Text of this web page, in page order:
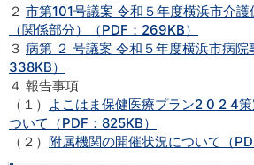
２ 市第101号議案 令和５年度横浜市介
（関係部分）（PDF：269KB）
３ 病第 ２ 号議案 令和５年度横浜市病院
338KB）
４ 報告事項
（１） よこはま保健医療プラン2 0 2 4
ついて（PDF：825KB）
（２） 附属機関の開催状況について（